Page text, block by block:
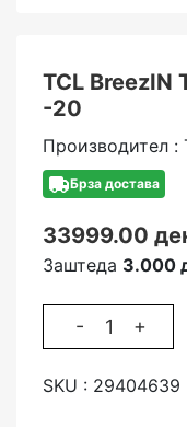
TCL BreezIN
-20
Производител :
Брза достава
33999.00
Заштеда 3.000
- +
SKU : 29404639